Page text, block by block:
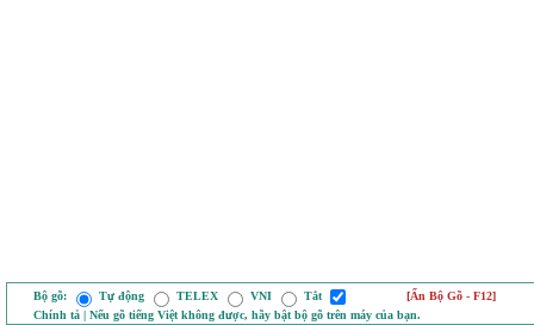
Bộ gõ: Tự động TELEX VNI Tắt
[Ẩn Bộ Gõ - F12]
Chính tả | Nếu gõ tiếng Việt không được, hãy bật bộ gõ trên máy của bạn.